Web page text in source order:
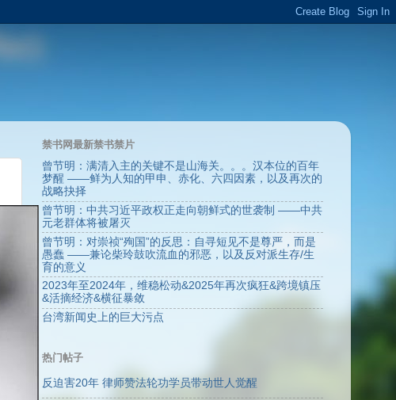
禁书网最新禁书禁片
曾节明：满清入主的关键不是山海关。。。汉本位的百年
梦醒 ——鲜为人知的甲申、赤化、六四因素，以及再次的
战略抉择
曾节明：中共习近平政权正走向朝鲜式的世袭制 ——中共
元老群体将被屠灭
曾节明：对崇祯“殉国”的反思：自寻短见不是尊严，而是
愚蠢 ——兼论柴玲鼓吹流血的邪恶，以及反对派生存/生
育的意义
2023年至2024年，维稳松动&2025年再次疯狂&跨境镇压
&活摘经济&横征暴敛
台湾新闻史上的巨大污点
热门帖子
反迫害20年 律师赞法轮功学员带动世人觉醒